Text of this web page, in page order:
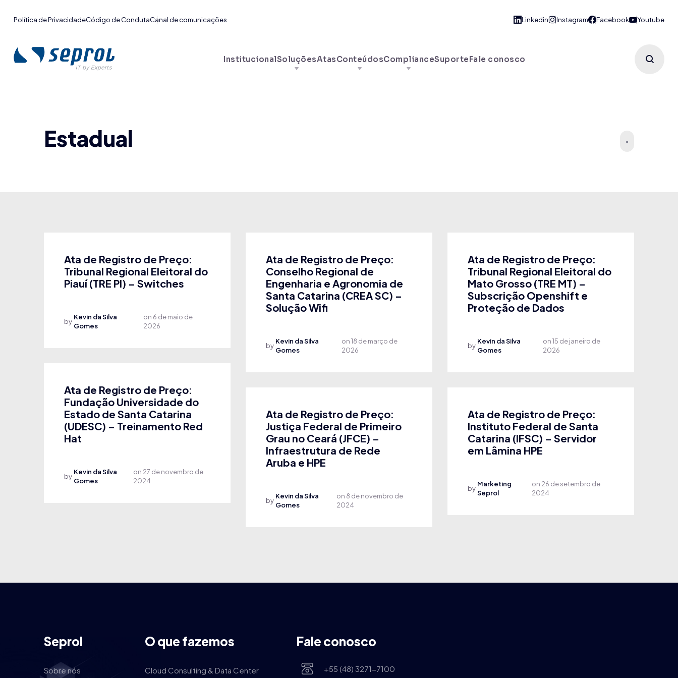
Política de PrivacidadeCódigo de CondutaCanal de comunicações
InstitucionalSoluçõesAtasConteúdosComplianceSuporteFale conosco
Estadual
Ata de Registro de Preço:
Tribunal Regional Eleitoral do
Piauí (TRE PI) – Switches
by
Kevin da Silva
Gomes
on 6 de maio de
2026
Ata de Registro de Preço:
Conselho Regional de
Engenharia e Agronomia de
Santa Catarina (CREA SC) –
Solução Wifi
by
Kevin da Silva
Gomes
on 18 de março de
2026
Ata de Registro de Preço:
Tribunal Regional Eleitoral do
Mato Grosso (TRE MT) –
Subscrição Openshift e
Proteção de Dados
by
Kevin da Silva
Gomes
on15 de janeiro de
2026
Ata de Registro de Preço:
Fundação Universidade do
Estado de Santa Catarina
(UDESC) – Treinamento Red
Hat
by
Kevin da Silva
Gomes
on 27 de novembro de
2024
Ata de Registro de Preço:
Justiça Federal de Primeiro
Grau no Ceará (JFCE) –
Infraestrutura de Rede
Aruba e HPE
by
Kevin da Silva
Gomes
on 8 de novembro de
2024
Ata de Registro de Preço:
Instituto Federal de Santa
Catarina (IFSC) – Servidor
em Lâmina HPE
by
Marketing
Seprol
on 26 de setembro de
2024
Seprol
Sobre nós
O que fazemos
Cloud Consulting & Data Center
Fale conosco
+55 (48) 3271-7100